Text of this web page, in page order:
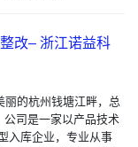
改– 浙江诺益科
的杭州钱塘江畔，总
公司是一家以产品技术
入库企业，专业从事